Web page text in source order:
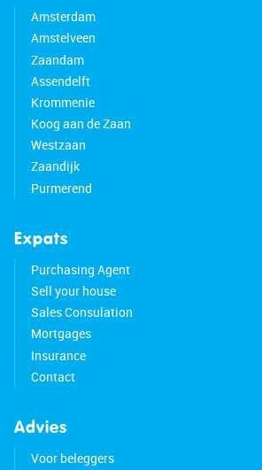
Amsterdam
Amstelveen
Zaandam
Assendelft
Krommenie
Koog aan de Zaan
Westzaan
Zaandijk
Purmerend
Expats
Purchasing Agent
Sell your house
Sales Consulation
Mortgages
Insurance
Contact
Advies
Voor beleggers